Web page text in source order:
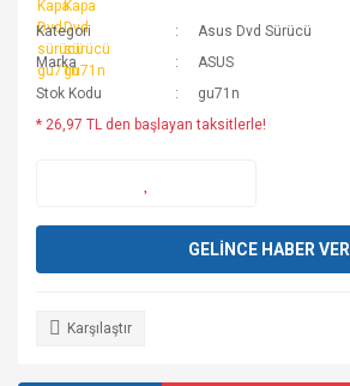
Kategori
Asus Dvd Sürücü
Marka
ASUS
Stok Kodu
gu71n
* 26,97 TL den başlayan taksitlerle!
GELİNCE HABER VER
Karşılaştır